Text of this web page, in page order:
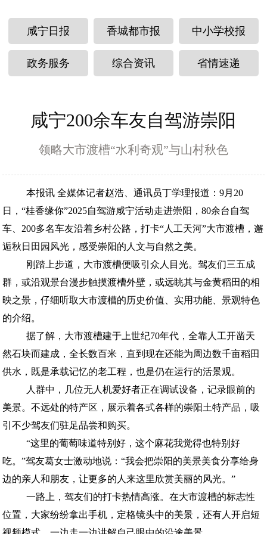
咸宁日报 香城都市报 中小学校报
政务服务 综合资讯 省情速递
咸宁200余车友自驾游崇阳
领略大市渡槽“水利奇观”与山村秋色
本报讯 全媒体记者赵浩、通讯员丁学理报道：9月20
日，“桂香缘你”2025自驾游咸宁活动走进崇阳，80余台自驾
车、200多名车友沿着乡村公路，打卡“人工天河”大市渡槽，邂
逅秋日田园风光，感受崇阳的人文与自然之美。
刚踏上步道，大市渡槽便吸引众人目光。驾友们三五成
群，或沿观景台漫步触摸渡槽外壁，或远眺其与金黄稻田的相
映之景，仔细听取大市渡槽的历史价值、实用功能、景观特色
的介绍。
据了解，大市渡槽建于上世纪70年代，全靠人工开凿天
然石块而建成，全长数百米，直到现在还能为周边数千亩稻田
供水，既是承载记忆的老工程，也是仍在运行的活景观。
人群中，几位无人机爱好者正在调试设备，记录眼前的
美景。不远处的特产区，展示着各式各样的崇阳土特产品，吸
引不少驾友们驻足品尝和购买。
“这里的葡萄味道特别好，这个麻花我觉得也特别好
吃。”驾友葛女士激动地说：“我会把崇阳的美景美食分享给身
边的亲人和朋友，让更多的人来这里欣赏美丽的风光。”
一路上，驾友们的打卡热情高涨。在大市渡槽的标志性
位置，大家纷纷拿出手机，定格镜头中的美景，还有人开启短